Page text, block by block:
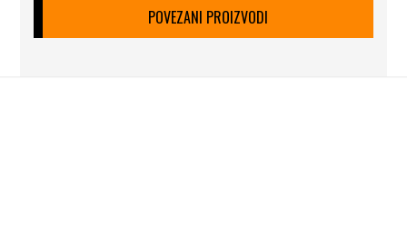
POVEZANI PROIZVODI